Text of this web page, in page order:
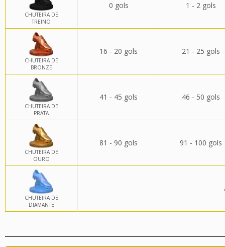
CHUTEIRA DE
TREINO
0 gols 1 - 2 gols
CHUTEIRA DE
BRONZE
16 - 20 gols 21 - 25 gols
CHUTEIRA DE
PRATA
41 - 45 gols 46 - 50 gols
CHUTEIRA DE
OURO
81 - 90 gols 91 - 100 gols
CHUTEIRA DE
DIAMANTE